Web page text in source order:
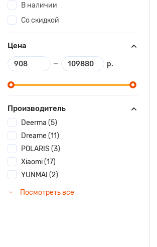
В наличии
Со скидкой
Цена
— р.
Производитель
Deerma (5)
Dreame (11)
POLARIS (3)
Xiaomi (17)
YUNMAI (2)
Посмотреть все